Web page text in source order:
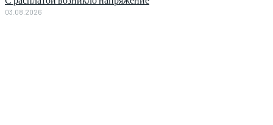
03.08.2026